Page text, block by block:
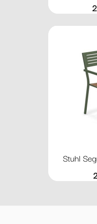
Stuhl